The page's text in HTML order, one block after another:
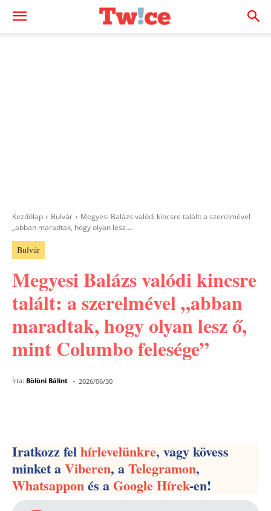
Kezdőlap Bulvár
Megyesi Balázs valódi kincsre talált: a szerelmével
„abban maradtak, hogy olyan lesz...
Bulvár
Megyesi Balázs valódi kincsre
talált: a szerelmével „abban
maradtak, hogy olyan lesz ő,
mint Columbo felesége”
Írta: Bölöni Bálint - 2026/06/30
Iratkozz felhírlevelünkre, vagy kövess
minket aViberen, aTelegramon,
Whatsapponés aGoogle Hírek-en!